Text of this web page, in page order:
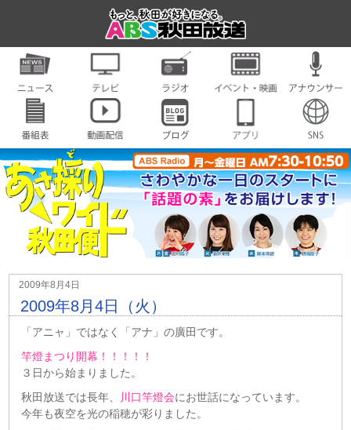
2009年8月4日
2009年8月4日（火）
「アニャ」ではなく「アナ」の廣田です。
竿燈まつり開幕！！！！！
３日から始まりました。
秋田放送では長年、
川口竿燈会にお世話になっています。
今年も夜空を光の稲穂が彩りました。